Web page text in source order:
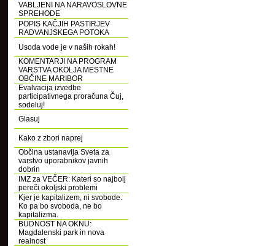
VABLJENI NA NARAVOSLOVNE
SPREHODE
POPIS KAČJIH PASTIRJEV
RADVANJSKEGA POTOKA
Usoda vode je v naših rokah!
KOMENTARJI NA PROGRAM
VARSTVA OKOLJA MESTNE
OBČINE MARIBOR
Evalvacija izvedbe
participativnega proračuna Čuj,
sodeluj!
Glasuj
Kako z zbori naprej
Občina ustanavlja Sveta za
varstvo uporabnikov javnih
dobrin
IMZ za VEČER: Kateri so najbolj
pereči okoljski problemi
Kjer je kapitalizem, ni svobode.
Ko pa bo svoboda, ne bo
kapitalizma.
BUDNOST NA OKNU:
Magdalenski park in nova
realnost